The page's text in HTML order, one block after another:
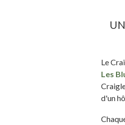
Le
Les
d'un